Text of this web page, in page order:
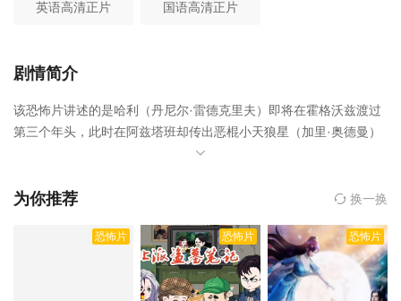
英语高清正片 国语高清正片
剧情简介
该恐怖片讲述的是哈利（丹尼尔·雷德克里夫）即将在霍格沃兹渡过
第三个年头，此时在阿兹塔班却传出恶棍小天狼星（加里·奥德曼）
越狱的消息。据说小天狼星正是背叛哈利父母的好友，他的教父，
为父母报仇的想法，期待着小天狼星的出现。 新来的魔法老师卢平
许多实用的黑魔法防御知识。而此时在他的魔法地图上却出现了一
个神秘人物，虫尾巴。偶然的机会下，在尖叫棚屋里集齐了哈利父
亲当年的所有好友，卢平、虫尾巴、小天狼星，哈利的魔杖直指向
为你推荐 换一换
恐怖片 恐怖片 恐怖片